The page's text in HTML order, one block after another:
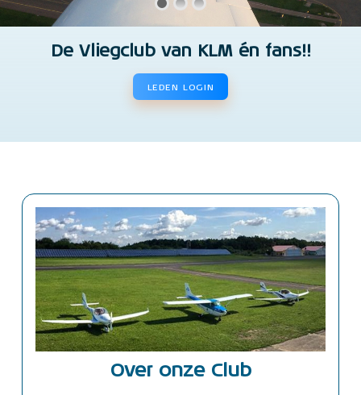
De Vliegclub van KLM én fans!!
LEDEN LOGIN
Over onze Club